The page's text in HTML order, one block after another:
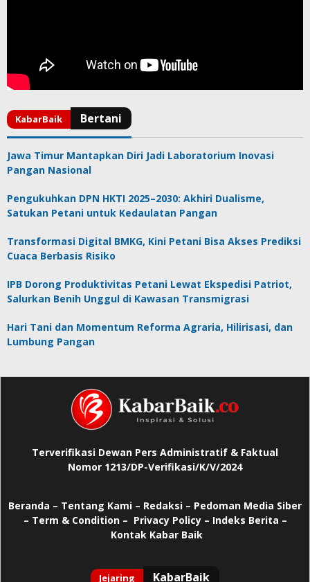
Jawa Timur Mantapkan Diri Jadi Laboratorium Inovasi
Pangan Nasional
Pengukuhkan DPN HKTI 2025–2030: Akhiri Dualisme,
Satukan Petani untuk Kedaulatan Pangan
Transformasi Digital BMKG, Kini Petani Bisa Akses Prediksi
Cuaca Berbasis Risiko
IPB Dorong Produktivitas Petani Lewat Ekspedisi Patriot,
Salurkan Benih Unggul di Kawasan Transmigrasi
Hari Tani dan Momentum Reforma Agraria, Hilirisasi, dan
Lumbung Pangan
Terverifikasi Dewan Pers Administratif & Faktual
Nomor 1213/DP-Verifikasi/K/V/2024
Beranda – Tentang Kami – Redaksi – Pedoman Media Siber
– Term & Condition – Privacy Policy– Indeks Berita –
Kontak Kabar Baik